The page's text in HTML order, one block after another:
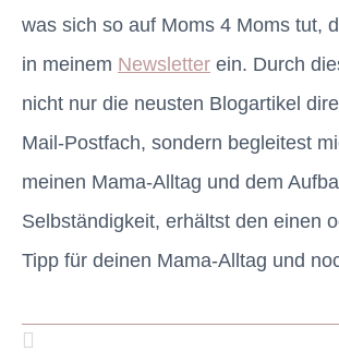
was sich so auf Moms 4 Moms tut,
in meinem Newsletter ein. Durch
nicht nur die neusten Blogartikel
Mail-Postfach, sondern begleitest
meinen Mama-Alltag und dem
Selbständigkeit, erhältst den einen
Tipp für deinen Mama-Alltag und